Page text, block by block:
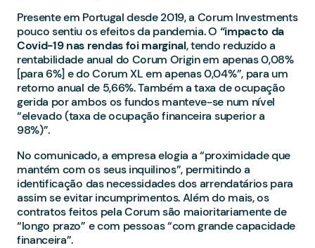
Presente em Portugal desde 2019, a Corum Investments
pouco sentiu os efeitos da pandemia. O “impacto da
Covid-19 nas rendas foi marginal, tendo reduzido a
rentabilidade anual do Corum Origin em apenas 0,08%
[para 6%] e do Corum XL em apenas 0,04%”, para um
retorno anual de 5,66%. Também a taxa de ocupação
gerida por ambos os fundos manteve-se num nível
“elevado (taxa de ocupação financeira superior a
98%)”.
No comunicado, a empresa elogia a “proximidade que
mantém com os seus inquilinos”, permitindo a
identificação das necessidades dos arrendatários para
assim se evitar incumprimentos. Além do mais, os
contratos feitos pela Corum são maioritariamente de
“longo prazo” e com pessoas “com grande capacidade
financeira”.